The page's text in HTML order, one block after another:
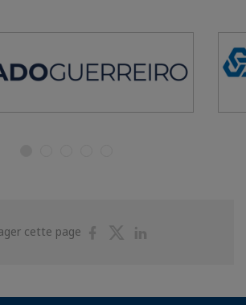
cette page
PartagerPartager